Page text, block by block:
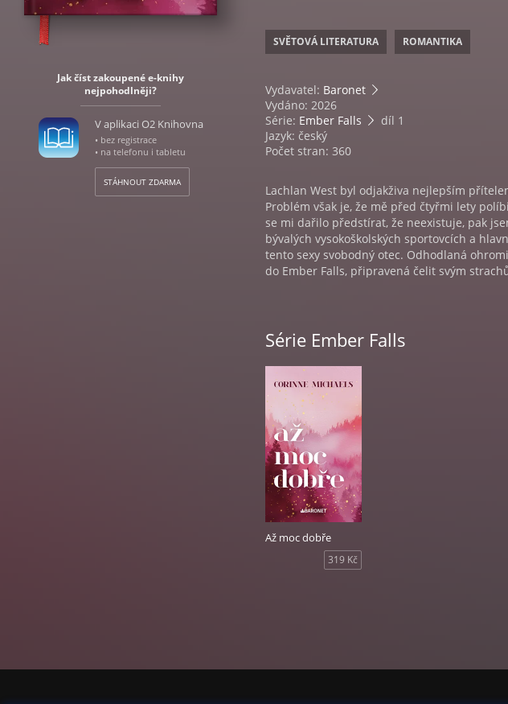
Jak číst zakoupené e-knihy
nejpohodlněji?
V aplikaci O2 Knihovna
• bez registrace
• na telefonu i tabletu
STÁHNOUT ZDARMA
SVĚTOVÁ LITERATURA ROMANTIKA
Vydavatel: Baronet
Vydáno: 2026
Série: Ember Falls
díl 1
Jazyk: český
Počet stran: 360
Lachlan West byl odjakživa nejlepším
Problém však je, že mě před čtyřmi lety
se mi dařilo předstírat, že neexistuje, pak
bývalých vysokoškolských sportovcích a
tento sexy svobodný otec. Odhodlaná
do Ember Falls, připravená čelit svým
Série Ember Falls
Až moc dobře
319 Kč